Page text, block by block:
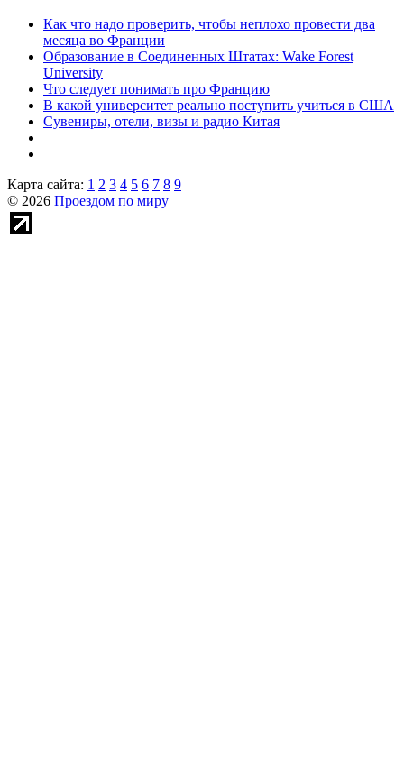
Как что надо проверить, чтобы неплохо провести два
месяца во Франции
Образование в Соединенных Штатах: Wake Forest
University
Что следует понимать про Францию
В какой университет реально поступить учиться в США
Сувениры, отели, визы и радио Китая
Карта сайта: 1 2 3 4 5 6 7 8 9
© 2026 Проездом по миру